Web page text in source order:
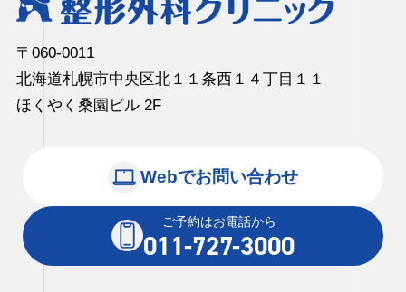
〒060-0011
北海道札幌市中央区北１１条⻄１４丁⽬１­１
ほくやく桑園ビル 2F
Webでお問い合わせ
ご予約はお電話から
011-727-3000